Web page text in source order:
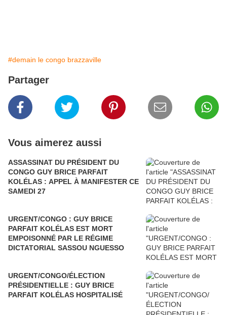
#demain le congo brazzaville
Partager
Vous aimerez aussi
ASSASSINAT DU PRÉSIDENT DU
CONGO GUY BRICE PARFAIT
KOLÉLAS : APPEL À MANIFESTER CE
SAMEDI 27
URGENT/CONGO : GUY BRICE
PARFAIT KOLÉLAS EST MORT
EMPOISONNÉ PAR LE RÉGIME
DICTATORIAL SASSOU NGUESSO
URGENT/CONGO/ÉLECTION
PRÉSIDENTIELLE : GUY BRICE
PARFAIT KOLÉLAS HOSPITALISÉ